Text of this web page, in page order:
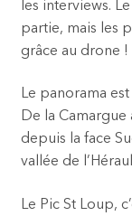
les interviews.
partie, mais les
grâce au drone !
Le panorama
De la Camargue
depuis la face
vallée de
Le Pic St Loup,